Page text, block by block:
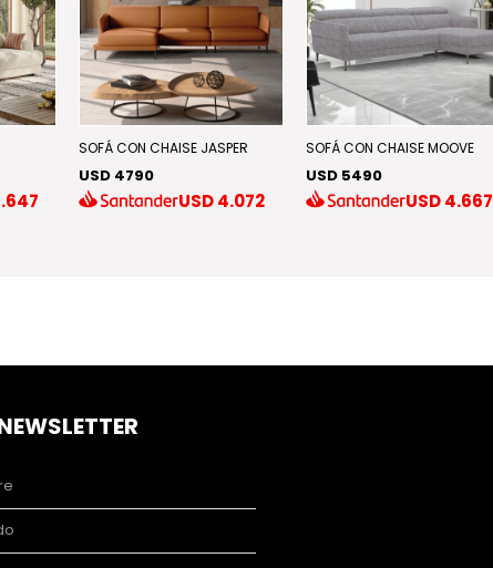
SOFÁ CON CHAISE JASPER
USD 4790
USD4.072
SOFÁ CON CHAISE MOOVE
USD 5490
USD4.667